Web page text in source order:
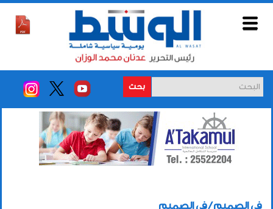
بحث
في الصميم / في الصميم